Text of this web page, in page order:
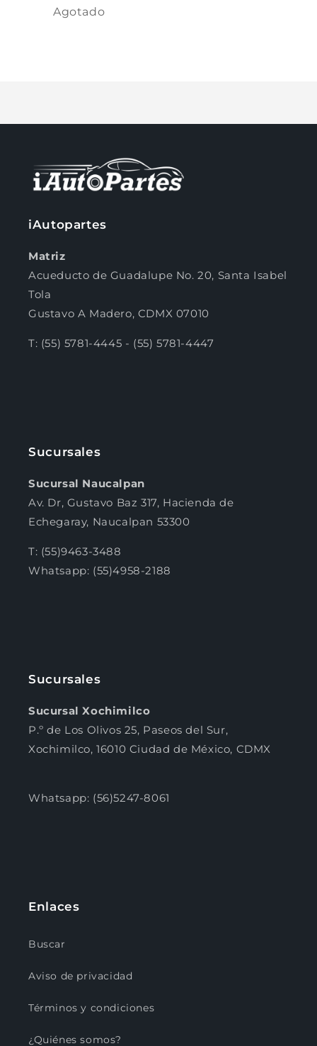
oferta
Cantidad
Agotado
iAutopartes
Matriz
Acueducto de Guadalupe No. 20, Santa Isabel
Tola
Gustavo A Madero, CDMX 07010
T: (55) 5781-4445 - (55) 5781-4447
Sucursales
Sucursal Naucalpan
Av. Dr, Gustavo Baz 317, Hacienda de
Echegaray, Naucalpan 53300
T: (55)9463-3488
Whatsapp: (55)4958-2188
Sucursales
Sucursal Xochimilco
P.º de Los Olivos 25, Paseos del Sur,
Xochimilco, 16010 Ciudad de México, CDMX
Whatsapp: (56)5247-8061
Enlaces
Buscar
Aviso de privacidad
Términos y condiciones
¿Quiénes somos?
Compra ahora y paga a meses
sin tarjeta de crédito
1 Agrega tu producto al carrito y
2
3 Paga mes a mescon saldo disponible,
¿Tienes dudas? Consulta nuestra